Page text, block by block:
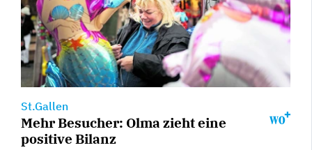
St.Gallen
Mehr Besucher: Olma zieht eine
positive Bilanz